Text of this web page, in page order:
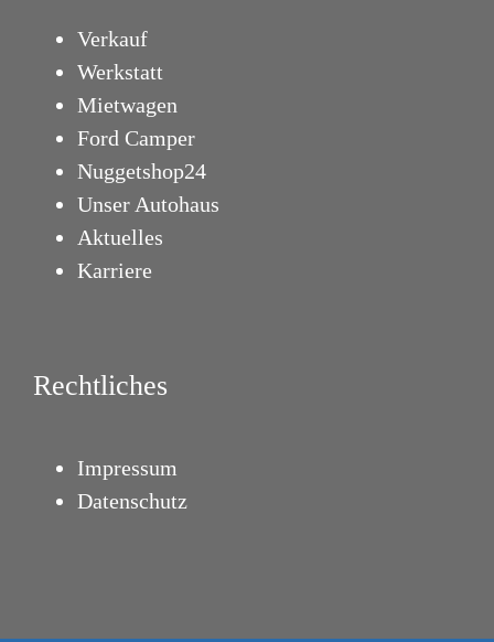
Verkauf
Werkstatt
Mietwagen
Ford Camper
Nuggetshop24
Unser Autohaus
Aktuelles
Karriere
Rechtliches
Impressum
Datenschutz